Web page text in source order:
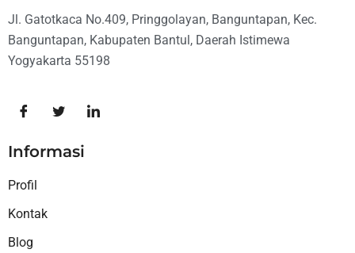
Jl. Gatotkaca No.409, Pringgolayan, Banguntapan, Kec.
Banguntapan, Kabupaten Bantul, Daerah Istimewa
Yogyakarta 55198
Informasi
Profil
Kontak
Blog